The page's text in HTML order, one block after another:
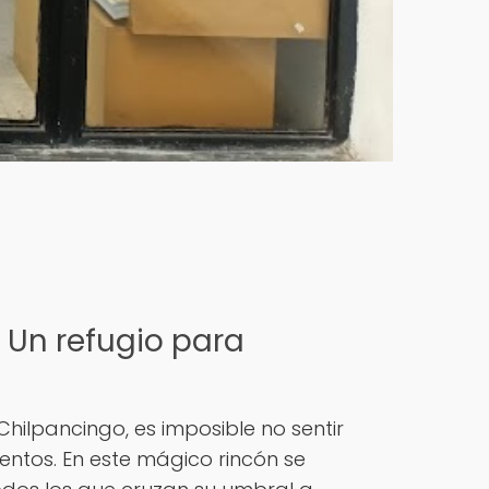
Un refugio para
es imposible no sentir
En este mágico rincón se